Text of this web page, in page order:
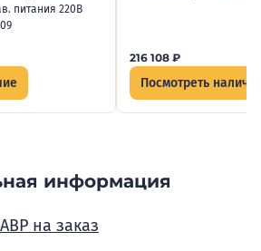
питания 220В
216 108 ₽
Посмотреть
информация
на заказ